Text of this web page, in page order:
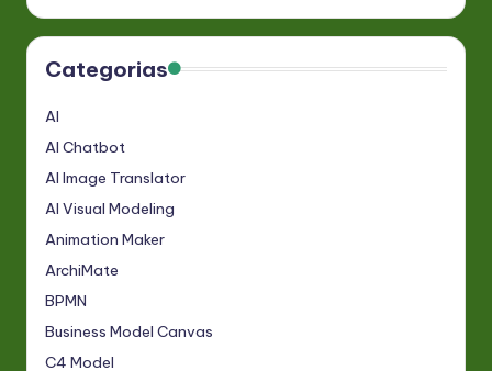
Categorias
AI
AI Chatbot
AI Image Translator
AI Visual Modeling
Animation Maker
ArchiMate
BPMN
Business Model Canvas
C4 Model